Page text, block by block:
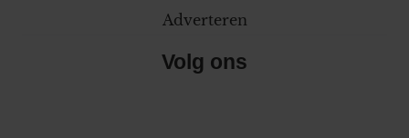
Adverteren
Volg ons